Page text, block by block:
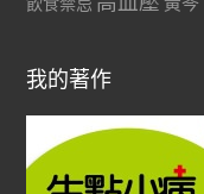
我的著作